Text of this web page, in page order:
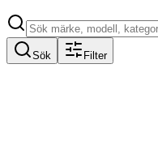
Sök Filter